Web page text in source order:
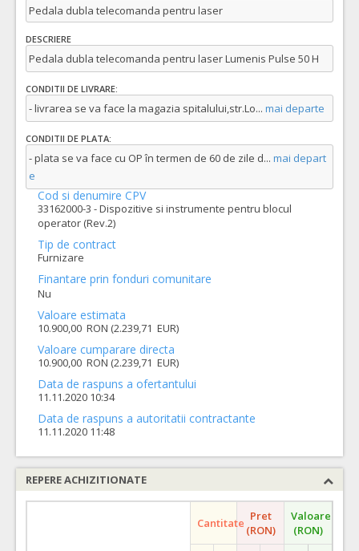
Pedala dubla telecomanda pentru laser
DESCRIERE
Pedala dubla telecomanda pentru laser Lumenis Pulse 50 H
CONDITII DE LIVRARE:
- livrarea se va face la magazia spitalului,str.Lo... mai departe
CONDITII DE PLATA:
- plata se va face cu OP în termen de 60 de zile d... mai depart
e
Cod si denumire CPV
33162000-3 - Dispozitive si instrumente pentru blocul
operator (Rev.2)
Tip de contract
Furnizare
Finantare prin fonduri comunitare
Nu
Valoare estimata
10.900,00 RON (2.239,71 EUR)
Valoare cumparare directa
10.900,00 RON (2.239,71 EUR)
Data de raspuns a ofertantului
11.11.2020 10:34
Data de raspuns a autoritatii contractante
11.11.2020 11:48
REPERE ACHIZITIONATE
Cantitate Pret
(RON)
Valoare
(RON)